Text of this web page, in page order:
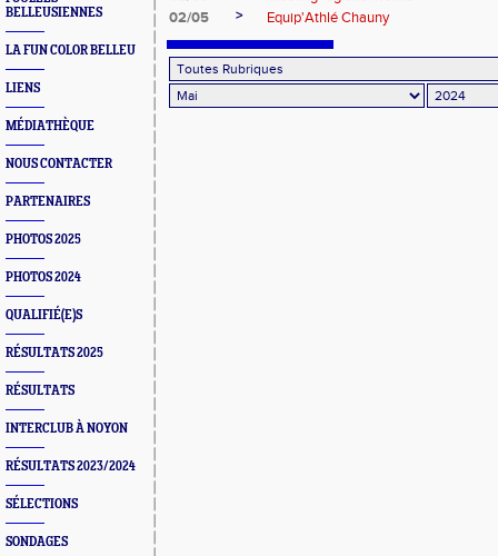
BELLEUSIENNES
LA FUN COLOR BELLEU
LIENS
MÉDIATHÈQUE
NOUS CONTACTER
PARTENAIRES
PHOTOS 2025
PHOTOS 2024
QUALIFIÉ(E)S
RÉSULTATS 2025
RÉSULTATS
INTERCLUB À NOYON
RÉSULTATS 2023/2024
SÉLECTIONS
SONDAGES
02/05
> Equip'Athlé Chauny